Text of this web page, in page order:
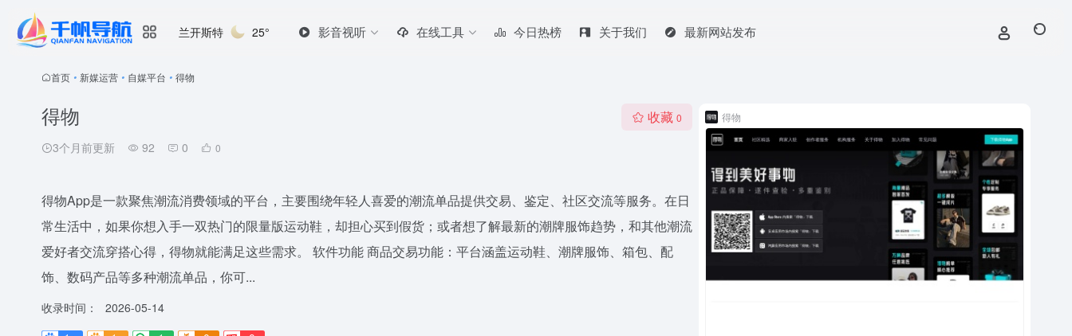
兰开斯特 25° 影音视听 在线工具 今日热榜 关于我们 最新网站发布
首页 • 新媒运营 • 自媒平台 • 得物
得物
3个月前更新 92 0 0
收藏 0
得物App是一款聚焦潮流消费领域的平台，主要围绕年轻人喜爱的潮流单品提供交易、鉴定、社区交流等服务。在日
常生活中，如果你想入手一双热门的限量版运动鞋，却担心买到假货；或者想了解最新的潮牌服饰趋势，和其他潮流
爱好者交流穿搭心得，得物就能满足这些需求。 软件功能 商品交易功能：平台涵盖运动鞋、潮牌服饰、箱包、配
饰、数码产品等多种潮流单品，你可...
收录时间：
2026-05-14
得物